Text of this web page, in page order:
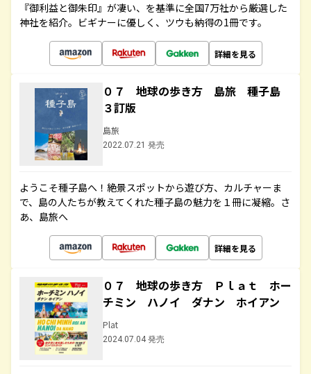
『御利益と御朱印』が凄い、を基準に全国7万社から厳選した
神社を紹介。ビギナーに優しく、ツウも納得の1冊です。
詳細を見る
０７ 地球の歩き方 島旅 種子島
３訂版
島旅
2022.07.21 発売
ようこそ種子島へ！絶景スポットから遊び方、カルチャーま
で、島の人たちが教えてくれた種子島の魅力を１冊に凝縮。さ
あ、島旅へ
詳細を見る
０７ 地球の歩き方 Ｐｌａｔ ホー
チミン ハノイ ダナン ホイアン
Plat
2024.07.04 発売